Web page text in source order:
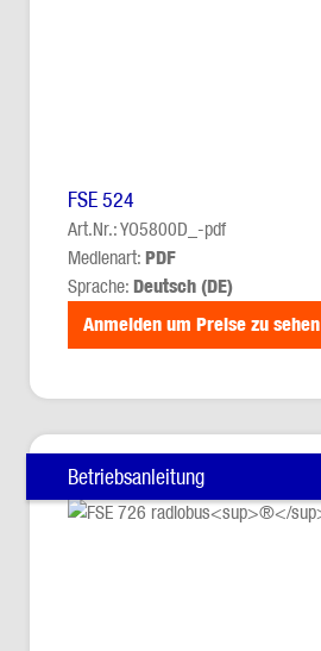
FSE 524
Art.Nr.: YO5800D_-pdf
Medienart: PDF
Sprache: Deutsch (DE)
Anmelden um Preise zu sehen
Betriebsanleitung